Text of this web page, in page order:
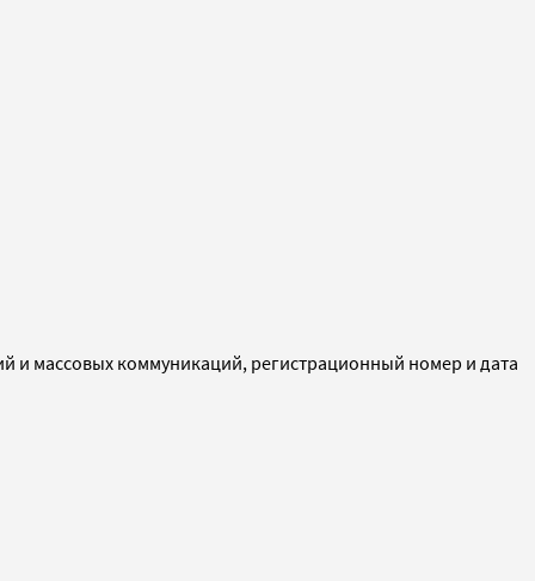
и массовых коммуникаций, регистрационный номер и дата